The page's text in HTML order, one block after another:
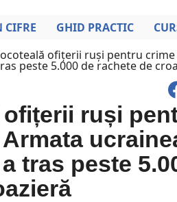
CIFRE GHID PRACTIC
ofițerii ruși pentru crime
peste 5.000 de rachete de
ruși
tras peste